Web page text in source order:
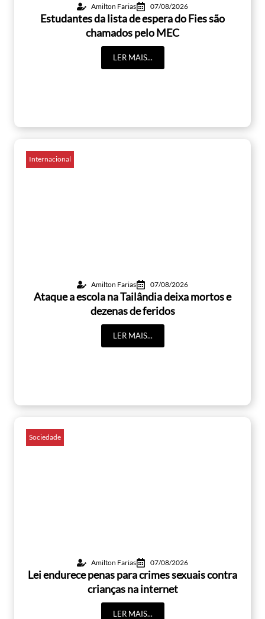
Amilton Farias 07/08/2026
Estudantes da lista de espera do Fies são
chamados pelo MEC
LER MAIS...
Internacional
Amilton Farias 07/08/2026
Ataque a escola na Tailândia deixa mortos e
dezenas de feridos
LER MAIS...
Sociedade
Amilton Farias 07/08/2026
Lei endurece penas para crimes sexuais contra
crianças na internet
LER MAIS...